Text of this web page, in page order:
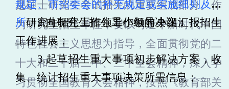
是硕士研究生考试招生的重要组成部分。作
为研究生招生单位，要以习近平新时代中国
特色社会主义思想为指导，全面贯彻党的二
十大和二十届二中、三中全会精神，深入学
习贯彻全国教育大会精神，按照《教育部关
规定、市招委会的补充规定或实施细则及我
所研究生招生工作领导小组的决议；
2.向研究生招生工作领导小组汇报招生
工作进展；
3.起草招生重大事项初步解决方案，收
集、统计招生重大事项决策所需信息；